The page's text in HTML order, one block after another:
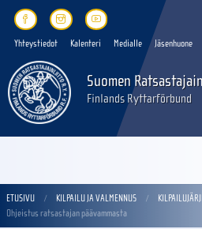
Yhteystiedot Kalenteri Medialle Jäsenhuone
Suomen
Finlands Ryttarförbund
ETUSIVU KILPAILU JA VALMENNUS
Ohjeistus ratsastajan päävammasta